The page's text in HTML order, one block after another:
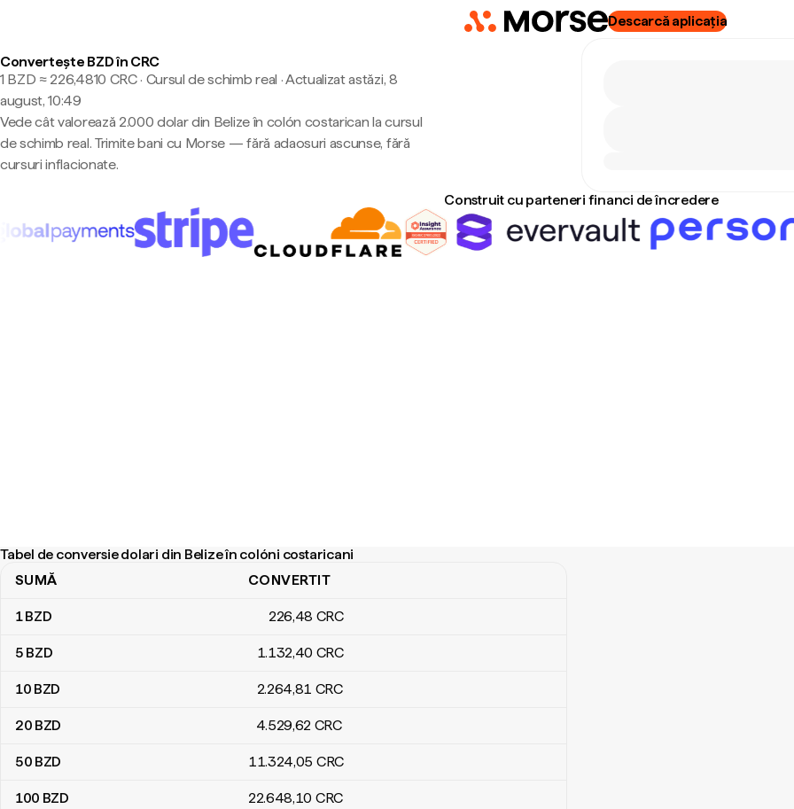
Descarcă aplicația
Convertește BZD în CRC
1 BZD ≈ 226,4810 CRC · Cursul de schimb real ·Actualizat astăzi, 8
august, 10:49
Vede cât valorează 2.000 dolar din Belize în colón costarican la cursul
de schimb real. Trimite bani cu Morse — fără adaosuri ascunse, fără
cursuri inflacionate.
Construit cu parteneri financi de încredere
Tabel de conversie dolari din Belize în colóni costaricani
Tabel de conversie dolari din Belize în colóni costaricani
SUMĂ CONVERTIT
1BZD 226,48 CRC
5 BZD 1.132,40 CRC
10 BZD 2.264,81 CRC
20 BZD 4.529,62 CRC
50 BZD 11.324,05 CRC
100 BZD 22.648,10 CRC